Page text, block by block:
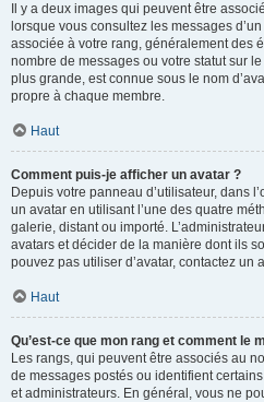
Il y a deux images qui peuvent être
lorsque vous consultez les messages
associée à votre rang, généralement des
nombre de messages ou votre statut sur
plus grande, est connue sous le nom
propre à chaque membre.
Haut
Comment puis-je afficher un avatar ?
Depuis votre panneau d’utilisateur, dans
un avatar en utilisant l’une des quatre
galerie, distant ou importé.
avatars et décider de la manière dont ils
pouvez pas utiliser d’avatar, contactez un
Haut
Qu’est-ce que mon rang et comment le
Les rangs, qui peuvent être associés au
de messages postés ou identifient
et administrateurs. En général, vous ne